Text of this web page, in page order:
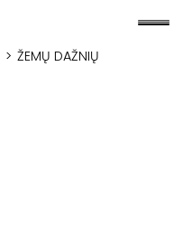
> ŽEMŲ DAŽNIŲ